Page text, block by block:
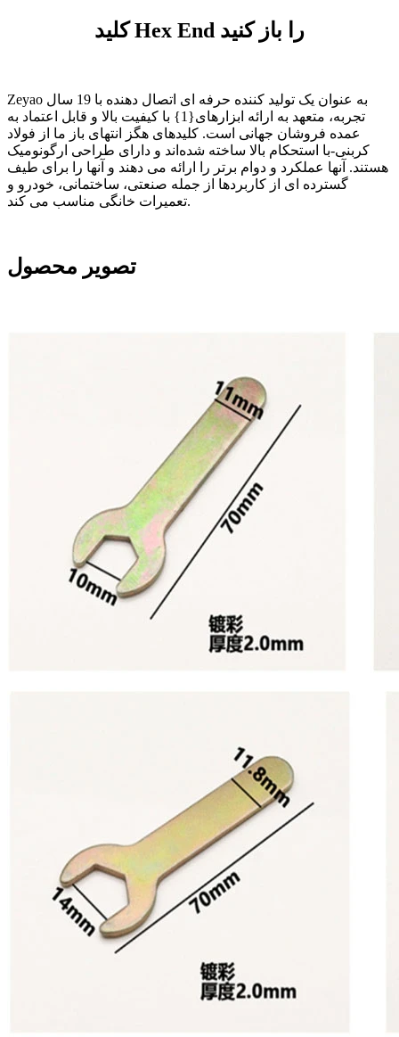
کلید Hex End را باز کنید
Zeyao به عنوان یک تولید کننده حرفه ای اتصال دهنده با 19 سال
تجربه، متعهد به ارائه ابزارهای{1} با کیفیت بالا و قابل اعتماد به
عمده فروشان جهانی است. کلیدهای هگز انتهای باز ما از فولاد
کربنی-با استحکام بالا ساخته شده‌اند و دارای طراحی ارگونومیک
هستند. آنها عملکرد و دوام برتر را ارائه می دهند و آنها را برای طیف
گسترده ای از کاربردها از جمله صنعتی، ساختمانی، خودرو و
تعمیرات خانگی مناسب می کند.
تصویر محصول